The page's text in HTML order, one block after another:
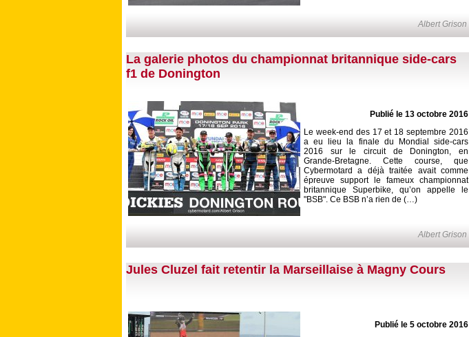
Albert Grison
La galerie photos du championnat britannique side-cars
f1 de Donington
Publié le 13 octobre 2016
Le week-end des 17 et 18 septembre 2016
a eu lieu la finale du Mondial side-cars
2016 sur le circuit de Donington, en
Grande-Bretagne. Cette course, que
Cybermotard a déjà traitée avait comme
épreuve support le fameux championnat
britannique Superbike, qu’on appelle le
"BSB". Ce BSB n’a rien de (…)
Albert Grison
Jules Cluzel fait retentir la Marseillaise à Magny Cours
Publié le 5 octobre 2016